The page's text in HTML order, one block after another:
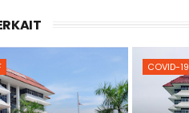
COVID-19